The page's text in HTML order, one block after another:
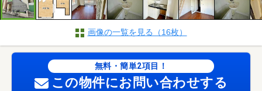
画像の一覧を見る（16枚）
無料・簡単2項目！
この物件にお問い合わせする